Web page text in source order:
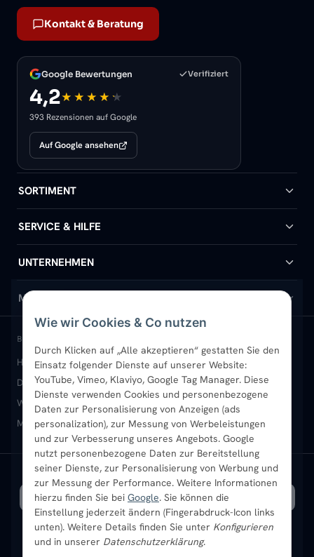
Wie wir Cookies & Co nutzen
Durch Klicken auf „Alle akzeptieren“ gestatten Sie den
Einsatz folgender Dienste auf unserer Website:
YouTube, Vimeo, Klaviyo, Google Tag Manager. Diese
Dienste verwenden Cookies und personenbezogene
Daten zur Personalisierung von Anzeigen (ads
personalization), zur Messung von Werbeleistungen
und zur Verbesserung unseres Angebots. Google
nutzt personenbezogene Daten zur Bereitstellung
seiner Dienste, zur Personalisierung von Werbung und
zur Messung der Performance. Weitere Informationen
hierzu finden Sie bei Google. Sie können die
Einstellung jederzeit ändern (Fingerabdruck-Icon links
unten). Weitere Details finden Sie unter Konfigurieren
und in unserer Datenschutzerklärung.
Kontakt & Beratung
Google Bewertungen Verifiziert
4,2
393 Rezensionen auf Google
Auf Google ansehen
SORTIMENT
Badheizkörper
Handtuchheizkörper
Design-Heizkörper
Paneelheizkörper
Vertikal-Heizkörper
Heizkörper-Zubehör
SERVICE & HILFE
Hilfe & Kontakt
Versand & Lieferung
Rückgabe & Widerruf
Garantie & Gewährleistung
Montageservice vor Ort
Sendung verfolgen
UNTERNEHMEN
Wir über uns
Standort & Abholung Jüchen
B2B-Kunden
Karriere
Ratgeber
Bestpreisgarantie
MEIN KONTO
Anmelden / Mein Konto
Merkliste
Newsletter
Aktuelle Angebote
BELIEBTE KATEGORIEN
Heizkörper kaufenBadheizkörperHandtuchheizkörper
Design-HeizkörperPaneelheizkörperVertikal-Heizkörper
Wandheizkörper Wohnraum-Heizkörper Badheizkörper Schwarz
Mischbetrieb-HeizkörperHeizkörper-ZubehörAktuelle Angebote
SICHERE ZAHLUNG VERSAND MIT